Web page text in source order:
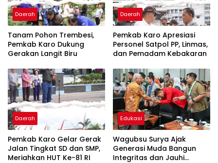
Daerah
Tanam Pohon Trembesi,
Pemkab Karo Dukung
Gerakan Langit Biru
Daerah
Pemkab Karo Apresiasi
Personel Satpol PP, Linmas,
dan Pemadam Kebakaran
Daerah
Pemkab Karo Gelar Gerak
Jalan Tingkat SD dan SMP,
Meriahkan HUT Ke-81 RI
Edukasi
Wagubsu Surya Ajak
Generasi Muda Bangun
Integritas dan Jauhi